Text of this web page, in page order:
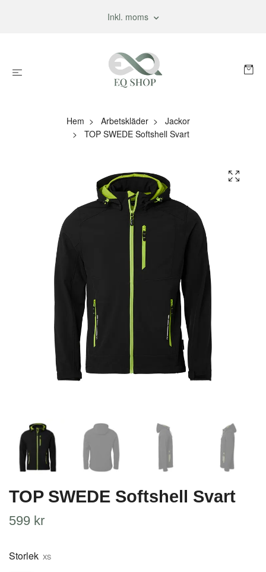
Inkl. moms
Hem Arbetskläder
Jackor
TOP SWEDE Softshell Svart
TOP SWEDE Softshell Svart
599 kr
Storlek XS